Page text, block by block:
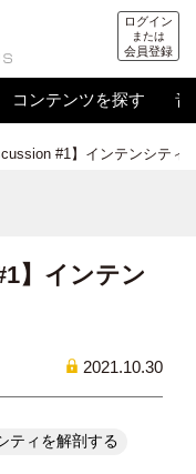
ログイン
または
会員登録
コンテンツを探す 音
#1】インテンシティ
】インテン
2021.10.30
ティを解剖する